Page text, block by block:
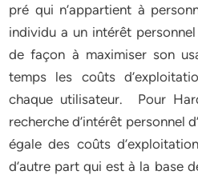
pré qui n’appartient à
individu a un intérêt
de façon à maximiser son
temps les coûts
chaque utilisateur. Pour
recherche d’intérêt personnel
égale des coûts
d’autre part qui est à la base